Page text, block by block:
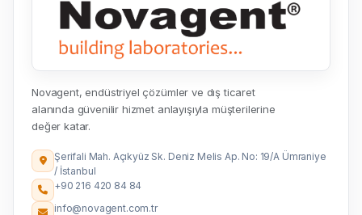
Novagent, endüstriyel çözümler ve dış ticaret
alanında güvenilir hizmet anlayışıyla müşterilerine
değer katar.
Şerifali Mah. Açıkyüz Sk. Deniz Melis Ap. No: 19/A Ümraniye
/ İstanbul
+90 216 420 84 84
info@novagent.com.tr